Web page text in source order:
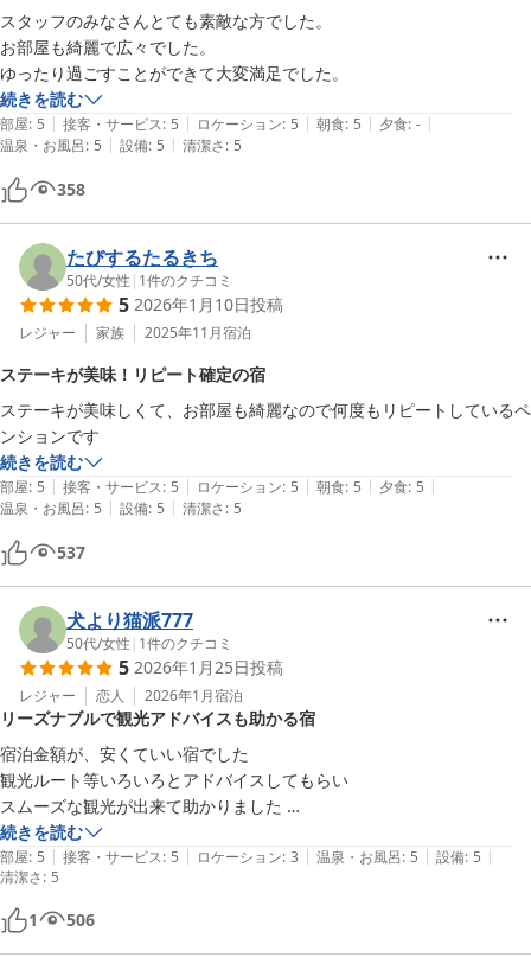
スタッフのみなさんとても素敵な方でした。
お部屋も綺麗で広々でした。
ゆったり過ごすことができて大変満足でした。
続きを読む
部屋: 5 | 接客・サービス: 5 | ロケーション: 5 | 朝食: 5 | 夕食: - |
温泉・お風呂: 5 | 設備: 5 | 清潔さ: 5
358
たびするたるきち
50代/女性 | 1件のクチコミ
5 2026年1月10日投稿
レジャー 家族 2025年11月宿泊
ステーキが美味！リピート確定の宿
ステーキが美味しくて、お部屋も綺麗なので何度もリピートしているペ
ンションです
続きを読む
部屋: 5 | 接客・サービス: 5 | ロケーション: 5 | 朝食: 5 | 夕食: 5 |
温泉・お風呂: 5 | 設備: 5 | 清潔さ: 5
537
犬より猫派777
50代/女性 | 1件のクチコミ
5 2026年1月25日投稿
レジャー 恋人 2026年1月宿泊
リーズナブルで観光アドバイスも助かる宿
宿泊金額が、安くていい宿でした
観光ルート等いろいろとアドバイスしてもらい
スムーズな観光が出来て助かりました
食事無しのプランだったので食事の評価は、
できませんが、チェックインした時
ちょうど食事時で、良い香りフロントまで
ただよっていて、食事付ければよかったと
ちょっと反省、次回食事付きて行きたいと思います
続きを読む
部屋: 5 | 接客・サービス: 5 | ロケーション: 3 | 温泉・お風呂: 5 | 設備: 5 |
清潔さ: 5
1 506